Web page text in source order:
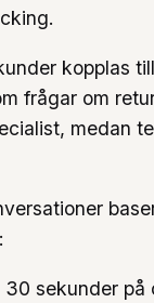
kopplas
frågar om
medan
30 sekunder